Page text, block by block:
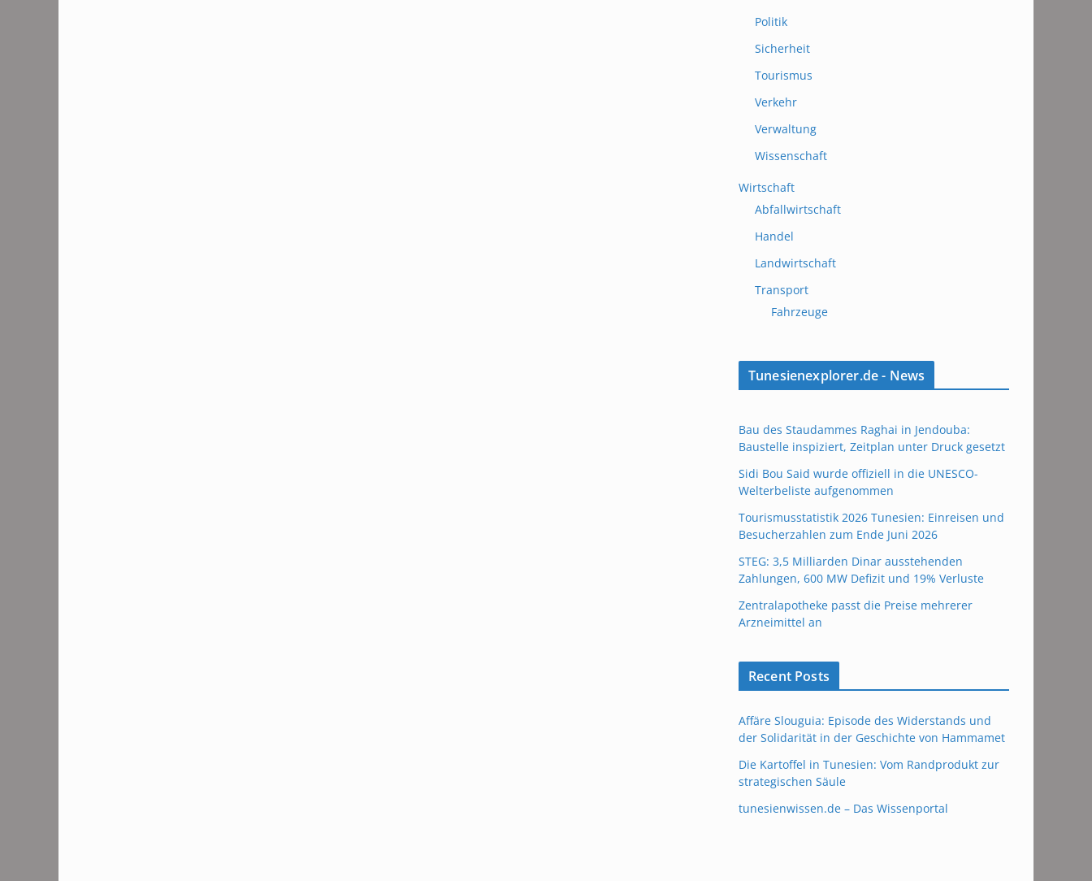
Politik
Sicherheit
Tourismus
Verkehr
Verwaltung
Wissenschaft
Wirtschaft
Abfallwirtschaft
Handel
Landwirtschaft
Transport
Fahrzeuge
Tunesienexplorer.de - News
Bau des Staudammes Raghai in Jendouba:
Baustelle inspiziert, Zeitplan unter Druck gesetzt
Sidi Bou Said wurde offiziell in die UNESCO-
Welterbeliste aufgenommen
Tourismusstatistik 2026 Tunesien: Einreisen und
Besucherzahlen zum Ende Juni 2026
STEG: 3,5 Milliarden Dinar ausstehenden
Zahlungen, 600 MW Defizit und 19% Verluste
Zentralapotheke passt die Preise mehrerer
Arzneimittel an
Recent Posts
Affäre Slouguia: Episode des Widerstands und
der Solidarität in der Geschichte von Hammamet
Die Kartoffel in Tunesien: Vom Randprodukt zur
strategischen Säule
tunesienwissen.de – Das Wissenportal